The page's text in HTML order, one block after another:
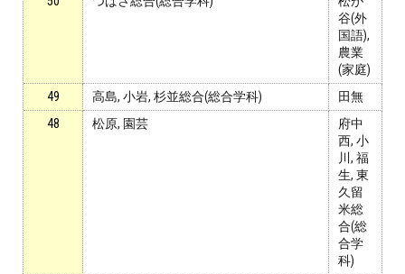
谷(外
国語),
農業
(家庭)
49
高島, 小岩, 杉並総合(総合学科)
田無
48
松原, 園芸
府中
西, 小
川, 福
生, 東
久留
米総
合(総
合学
科)